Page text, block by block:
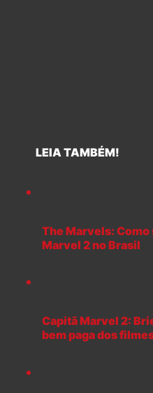
LEIA TAMBÉM!
The Marvels:
Marvel 2 no Brasil
Capitã Marvel 2:
bem paga dos